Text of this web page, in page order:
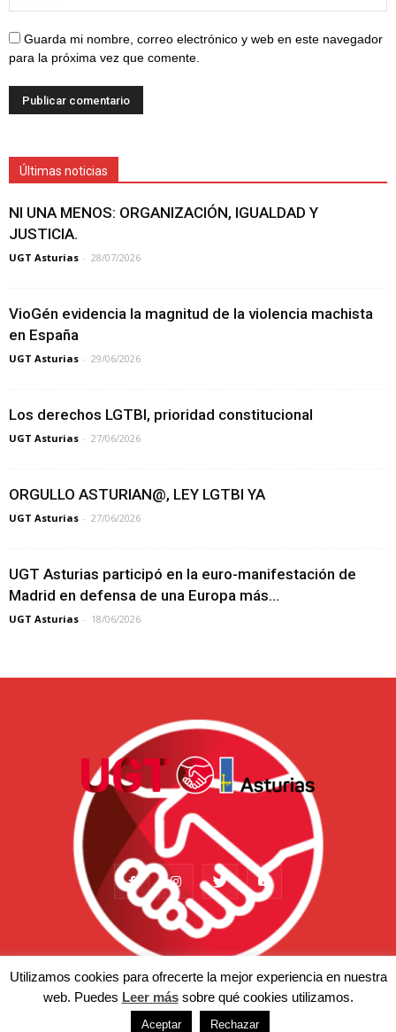
Guarda mi nombre, correo electrónico y web en este navegador
para la próxima vez que comente.
Últimas noticias
NI UNA MENOS: ORGANIZACIÓN, IGUALDAD Y
JUSTICIA.
UGT Asturias - 28/07/2026
VioGén evidencia la magnitud de la violencia machista
en España
UGT Asturias - 29/06/2026
Los derechos LGTBI, prioridad constitucional
UGT Asturias - 27/06/2026
ORGULLO ASTURIAN@, LEY LGTBI YA
UGT Asturias - 27/06/2026
UGT Asturias participó en la euro-manifestación de
Madrid en defensa de una Europa más...
UGT Asturias - 18/06/2026
Actualidad Somos Temas Afiliación
Prensa
© Copyright 2022 - UGT-Asturias. Aviso legal | Política de privacidad
Utilizamos cookies para ofrecerte la mejor experiencia en nuestra
web. Puedes Leer mássobre qué cookies utilizamos.
Aceptar Rechazar